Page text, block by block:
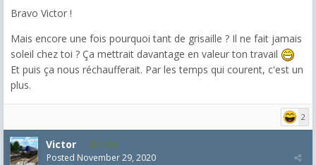
Bravo Victor !
Mais encore une fois pourquoi tant de grisaille ? Il ne fait jamais
soleil chez toi ? Ça mettrait davantage en valeur ton travail
Et puis ça nous réchaufferait. Par les temps qui courent, c'est un
plus.
2
Victor 1,255
Posted November 29, 2020